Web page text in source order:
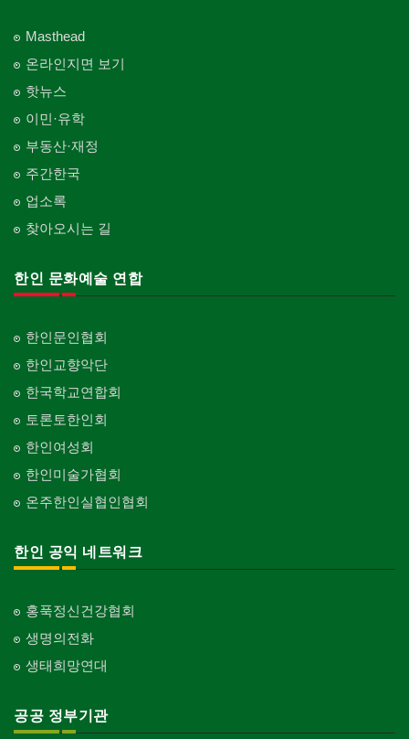
Masthead
온라인지면 보기
핫뉴스
이민·유학
부동산·재정
주간한국
업소록
찾아오시는 길
한인 문화예술 연합
한인문인협회
한인교향악단
한국학교연합회
토론토한인회
한인여성회
한인미술가협회
온주한인실협인협회
한인 공익 네트워크
홍푹정신건강협회
생명의전화
생태희망연대
공공 정부기관